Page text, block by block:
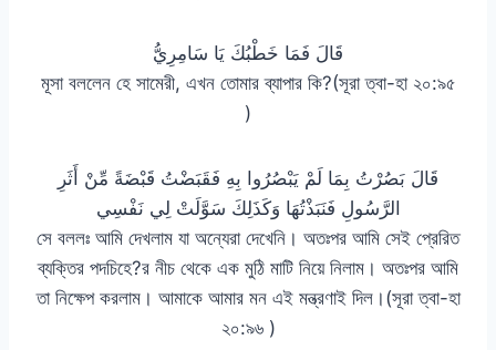
قَالَ فَمَا خَطْبُكَ يَا سَامِرِيُّ
মূসা বললেন হে সামেরী, এখন তোমার ব্যাপার কি?(সূরা ত্বা-হা ২০:৯৫
)
قَالَ بَصُرْتُ بِمَا لَمْ يَبْصُرُوا بِهِ فَقَبَضْتُ قَبْضَةً مِّنْ أَثَرِ
الرَّسُولِ فَنَبَذْتُهَا وَكَذَلِكَ سَوَّلَتْ لِي نَفْسِي
সে বললঃ আমি দেখলাম যা অন্যেরা দেখেনি। অতঃপর আমি সেই প্রেরিত
ব্যক্তির পদচিহে?র নীচ থেকে এক মুঠি মাটি নিয়ে নিলাম। অতঃপর আমি
তা নিক্ষেপ করলাম। আমাকে আমার মন এই মন্ত্রণাই দিল।(সূরা ত্বা-হা
২০:৯৬ )